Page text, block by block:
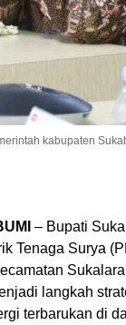
kabupaten
– Bupati
Tenaga Surya
langkah
terbarukan di